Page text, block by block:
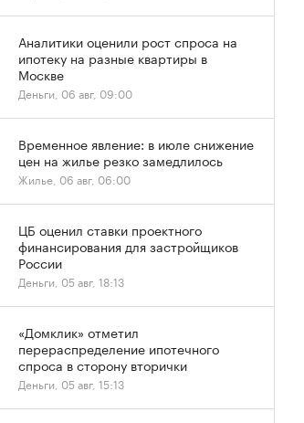
Аналитики оценили рост спроса на
ипотеку на разные квартиры в
Москве
Деньги, 06 авг, 09:00
Временное явление: в июле снижение
цен на жилье резко замедлилось
Жилье, 06 авг, 06:00
ЦБ оценил ставки проектного
финансирования для застройщиков
России
Деньги, 05 авг, 18:13
«Домклик» отметил
перераспределение ипотечного
спроса в сторону вторички
Деньги, 05 авг, 15:13